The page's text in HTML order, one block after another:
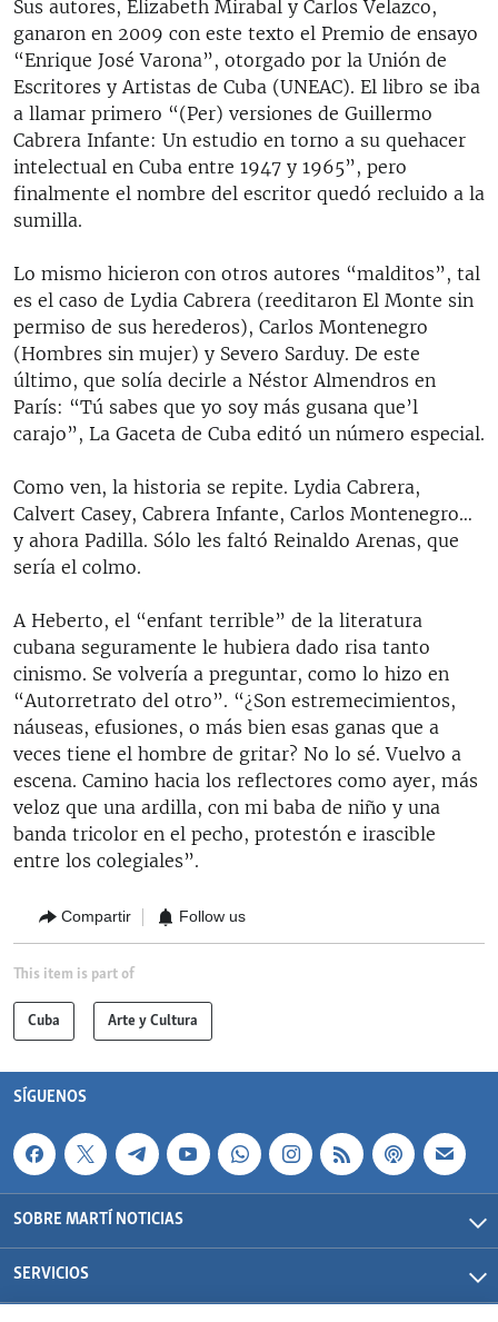
Sus autores, Elizabeth Mirabal y Carlos Velazco,
ganaron en 2009 con este texto el Premio de ensayo
“Enrique José Varona”, otorgado por la Unión de
Escritores y Artistas de Cuba (UNEAC). El libro se iba
a llamar primero “(Per) versiones de Guillermo
Cabrera Infante: Un estudio en torno a su quehacer
intelectual en Cuba entre 1947 y 1965”, pero
finalmente el nombre del escritor quedó recluido a la
sumilla.
Lo mismo hicieron con otros autores “malditos”, tal
es el caso de Lydia Cabrera (reeditaron El Monte sin
permiso de sus herederos), Carlos Montenegro
(Hombres sin mujer) y Severo Sarduy. De este
último, que solía decirle a Néstor Almendros en
París: “Tú sabes que yo soy más gusana que’l
carajo”, La Gaceta de Cuba editó un número especial.
Como ven, la historia se repite. Lydia Cabrera,
Calvert Casey, Cabrera Infante, Carlos Montenegro…
y ahora Padilla. Sólo les faltó Reinaldo Arenas, que
sería el colmo.
A Heberto, el “enfant terrible” de la literatura
cubana seguramente le hubiera dado risa tanto
cinismo. Se volvería a preguntar, como lo hizo en
“Autorretrato del otro”. “¿Son estremecimientos,
náuseas, efusiones, o más bien esas ganas que a
veces tiene el hombre de gritar? No lo sé. Vuelvo a
escena. Camino hacia los reflectores como ayer, más
veloz que una ardilla, con mi baba de niño y una
banda tricolor en el pecho, protestón e irascible
entre los colegiales”.
Compartir Follow us
This item is part of
Cuba Arte y Cultura
SÍGUENOS
SOBRE MARTÍ NOTICIAS
SERVICIOS